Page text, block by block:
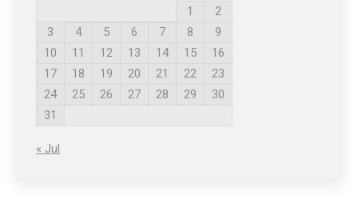
1
2
3
4 5 6 7 8
9
10
11 12 13 14 15
16
17
18 19 20 21 22
23
24
25 26 27 28 29
30
31
« Jul